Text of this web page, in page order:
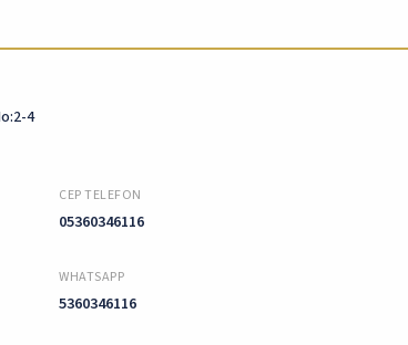
4
CEP TELEFON
05360346116
WHATSAPP
5360346116